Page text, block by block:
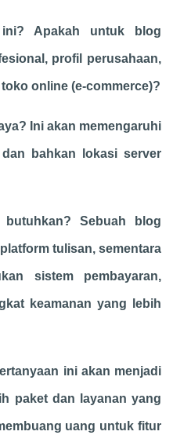
Apakah untuk blog
profil perusahaan,
online (e-commerce)?
Ini akan memengaruhi
bahkan lokasi server
Sebuah blog
tulisan, sementara
sistem pembayaran,
keamanan yang lebih
ini akan menjadi
paket dan layanan yang
uang untuk fitur